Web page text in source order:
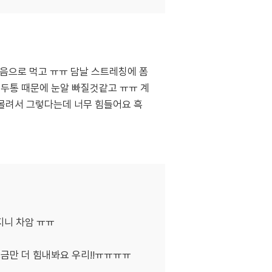
으로 먹고 ㅠㅠ 담날 스트레칭에 폼
통 때문에 눈알 빠질것같고 ㅠㅠ 계
서 그렇다는데 너무 힘들어요 흑
니 차암 ㅠㅠ
만 더 힘내봐요 우리!!ㅠㅠㅠㅠ